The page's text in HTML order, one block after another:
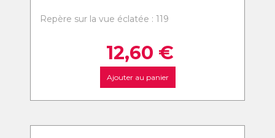
Repère sur la vue éclatée : 119
12,60 €
Ajouter au panier